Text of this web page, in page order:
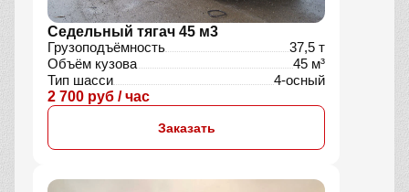
Седельный тягач 45 м3
Грузоподъёмность
37,5 т
Объём кузова
45 м³
Тип шасси
4-осный
2 700 руб / час
Заказать